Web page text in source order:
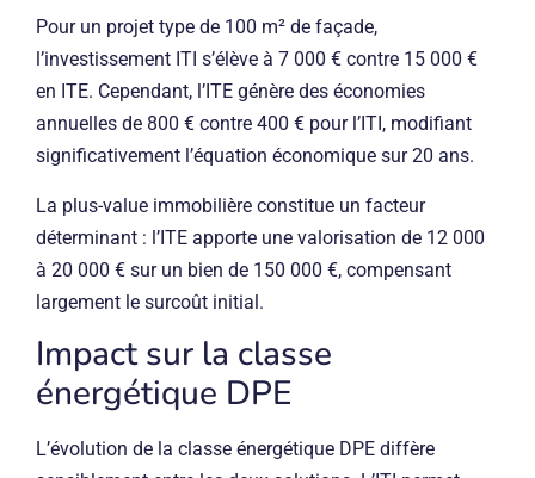
Pour un projet type de 100 m² de façade,
l’investissement ITI s’élève à 7 000 € contre 15 000 €
en ITE. Cependant, l’ITE génère des économies
annuelles de 800 € contre 400 € pour l’ITI, modifiant
significativement l’équation économique sur 20 ans.
La plus-value immobilière constitue un facteur
déterminant : l’ITE apporte une valorisation de 12 000
à 20 000 € sur un bien de 150 000 €, compensant
largement le surcoût initial.
Impact sur la classe
énergétique DPE
L’évolution de la classe énergétique DPE diffère